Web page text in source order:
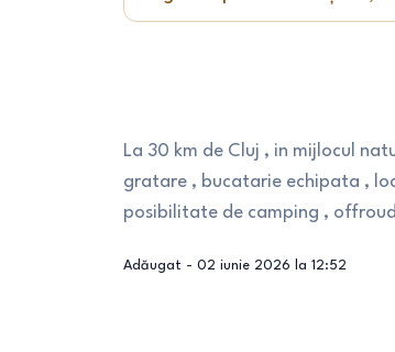
La 30 km de Cluj , in mijlocul
gratare , bucatarie echipata ,
posibilitate de camping ,
Adăugat - 02 iunie 2026 la 12:52